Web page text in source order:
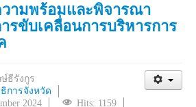
ามพร้อมและพิจารณา
รขับเคลื่อนการบริหารการ
ธีรังกูร
การจังหวัด
2024
Hits: 1159